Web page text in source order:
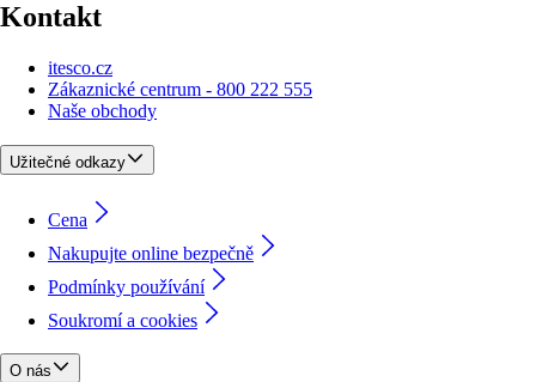
Kontakt
itesco.cz
Zákaznické centrum - 800 222 555
Naše obchody
Užitečné odkazy
Cena
Nakupujte online bezpečně
Podmínky používání
Soukromí a cookies
O nás